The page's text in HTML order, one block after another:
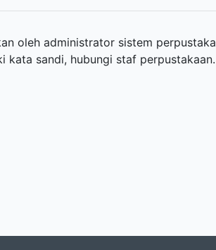
oleh administrator sistem
kata sandi, hubungi staf perpustakaan.